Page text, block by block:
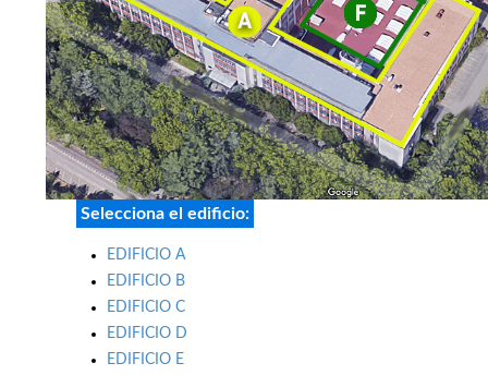
Selecciona el edificio:
EDIFICIO A
EDIFICIO B
EDIFICIO C
EDIFICIO D
EDIFICIO E